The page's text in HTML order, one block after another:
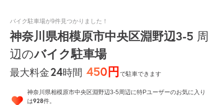
バイク駐車場が9件見つかりました！
神奈川県相模原市中央区淵野辺3-5 周
辺のバイク駐車場
最大料金24時間 450円で駐車できます
神奈川県相模原市中央区淵野辺3-5周辺に特Pユーザーのお気に入り
は928件。